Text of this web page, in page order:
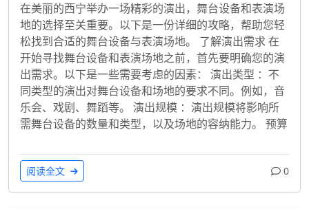
在美丽的西宁举办一场精彩的演出，舞台设备和表演场
地的选择至关重要。以下是一份详细的攻略，帮助您轻
松找到合适的舞台设备与表演场地。 了解演出需求 在
开始寻找舞台设备和表演场地之前，首先要明确您的演
出需求。以下是一些需要考虑的因素： 演出类型 ：不
同类型的演出对舞台设备和场地的要求不同。例如，音
乐会、戏剧、舞蹈等。 演出规模 ：演出规模将影响所
需舞台设备的数量和类型，以及场地的容纳能力。 预算
阅读全文 0